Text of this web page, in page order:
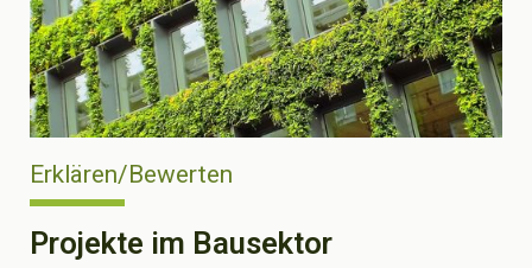
Erklären/Bewerten
Projekte im Bausektor